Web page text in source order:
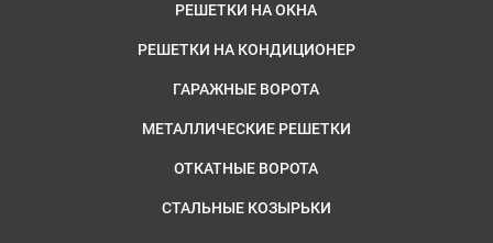
РЕШЕТКИ НА ОКНА
РЕШЕТКИ НА КОНДИЦИОНЕР
ГАРАЖНЫЕ ВОРОТА
МЕТАЛЛИЧЕСКИЕ РЕШЕТКИ
ОТКАТНЫЕ ВОРОТА
СТАЛЬНЫЕ КОЗЫРЬКИ